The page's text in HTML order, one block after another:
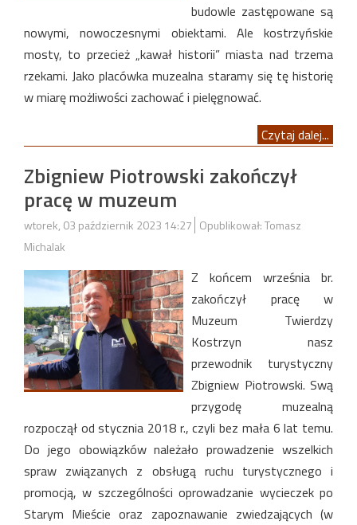
budowle zastępowane są
nowymi, nowoczesnymi obiektami. Ale kostrzyńskie
mosty, to przecież „kawał historii” miasta nad trzema
rzekami. Jako placówka muzealna staramy się tę historię
w miarę możliwości zachować i pielęgnować.
Czytaj dalej...
Zbigniew Piotrowski zakończył
pracę w muzeum
wtorek, 03 październik 2023 14:27 Opublikował: Tomasz
Michalak
Z końcem września br.
zakończył pracę w
Muzeum Twierdzy
Kostrzyn nasz
przewodnik turystyczny
Zbigniew Piotrowski. Swą
przygodę muzealną
rozpoczął od stycznia 2018 r., czyli bez mała 6 lat temu.
Do jego obowiązków należało prowadzenie wszelkich
spraw związanych z obsługą ruchu turystycznego i
promocją, w szczególności oprowadzanie wycieczek po
Starym Mieście oraz zapoznawanie zwiedzających (w